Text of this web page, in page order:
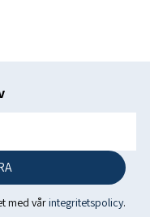
med vårintegritetspolicy.